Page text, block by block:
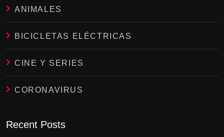
ANIMALES
BICICLETAS ELÉCTRICAS
CINE Y SERIES
CORONAVIRUS
Recent Posts